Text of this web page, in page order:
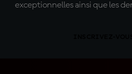
exceptionnelles ainsi que les